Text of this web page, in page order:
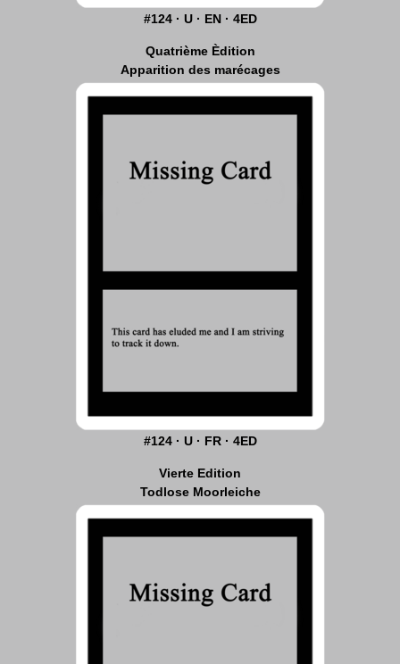
#124 · U · EN · 4ED
Quatrième Èdition
Apparition des marécages
#124 · U · FR · 4ED
Vierte Edition
Todlose Moorleiche